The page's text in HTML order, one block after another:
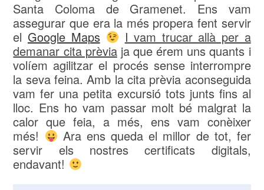
Santa Coloma de Gramenet. Ens vam
assegurar que era la més propera fent servir
el Google Maps
I vam trucar allà per a
demanar cita prèviaja que érem uns quants i
volíem agilitzar el procés sense interrompre
la seva feina. Amb la cita prèvia aconseguida
vam fer una petita excursió tots junts fins al
lloc. Ens ho vam passar molt bé malgrat la
calor que feia, a més, ens vam conèixer
més!
Ara ens queda el millor de tot, fer
servir els nostres certificats digitals,
endavant!